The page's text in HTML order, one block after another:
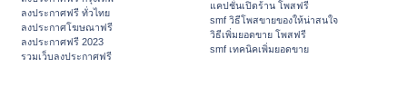
ลงประกาศฟรี ทั่วไทย
ลงประกาศโฆษณาฟรี
ลงประกาศฟรี 2023
รวมเว็บลงประกาศฟรี
แคปชั่นเปิดร้าน โพสฟรี
smf วิธีโพสขายของให้น่าสนใจ
วิธีเพิ่มยอดขาย โพสฟรี
smf เทคนิคเพิ่มยอดขาย